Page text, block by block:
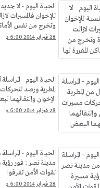
الحياة اليوم - لا
للإخوان فالمسيرات
وتخرج من نفس
28 فبراير 2014 6:00 م
الحياة اليوم -
المطرية ورصد
الإخوان وإلتقائهما
28 فبراير 2014 6:00 م
الحياة اليوم -
مدينة نصر : فور رؤية
لقوات الأمن تفرقوا
28 فبراير 2014 6:00 م